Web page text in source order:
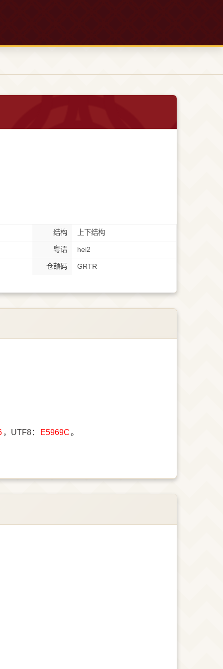
结构 上下结构
粤语 hei2
仓颉码 GRTR
，UTF8： E5969C。